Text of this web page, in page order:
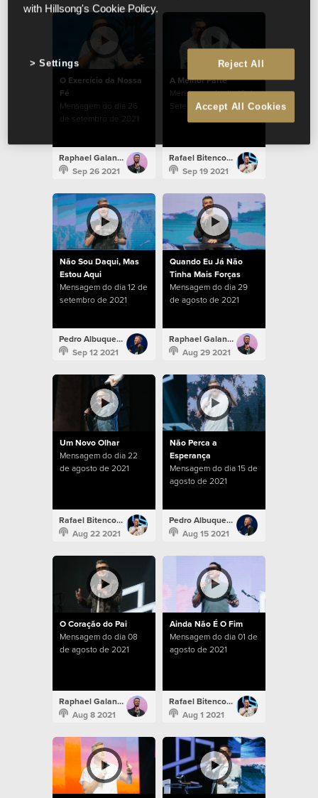
O Exercício da Nossa
Fé
Mensagem do dia 26
de setembro de 2021
Raphael Galante
Sep 26 2021
A Melhor Parte
Mensagem do dia 19 de
Setembro de 2021
Rafael Bitencourt
Sep 19 2021
Não Sou Daqui, Mas
Estou Aqui
Mensagem do dia 12 de
setembro de 2021
Pedro Albuquerque
Sep 12 2021
Quando Eu Já Não
Tinha Mais Forças
Mensagem do dia 29
de agosto de 2021
Raphael Galante
Aug 29 2021
Um Novo Olhar
Mensagem do dia 22
de agosto de 2021
Rafael Bitencourt
Aug 22 2021
Não Perca a
Esperança
Mensagem do dia 15 de
agosto de 2021
Pedro Albuquerque
Aug 15 2021
O Coração do Pai
Mensagem do dia 08
de agosto de 2021
Raphael Galante
Aug 8 2021
Ainda Não É O Fim
Mensagem do dia 01 de
agosto de 2021
Rafael Bitencourt
Aug 1 2021
with Hillsong's Cookie Policy.
Reject All
Accept All Cookies
Settings